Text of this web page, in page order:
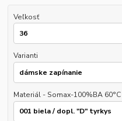
Veľkosť
Varianti
Materiál - Somax-100%BA